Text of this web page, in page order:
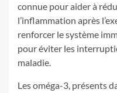
connue pour aider à
l’inflammation après
renforcer le système
pour éviter les
maladie.
Les oméga-3, présents